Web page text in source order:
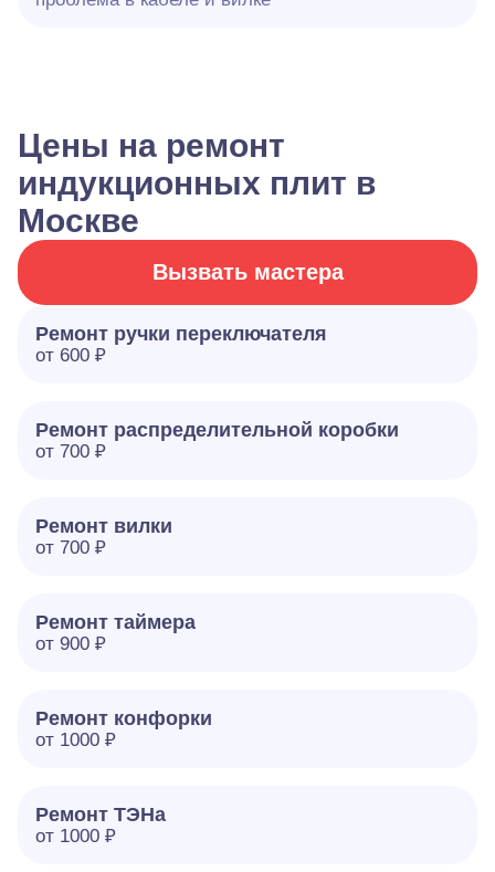
Цены на ремонт
индукционных плит в
Москве
Вызвать мастера
Ремонт ручки переключателя
от 600 ₽
Ремонт распределительной коробки
от 700 ₽
Ремонт вилки
от 700 ₽
Ремонт таймера
от 900 ₽
Ремонт конфорки
от 1000 ₽
Ремонт ТЭНа
от 1000 ₽